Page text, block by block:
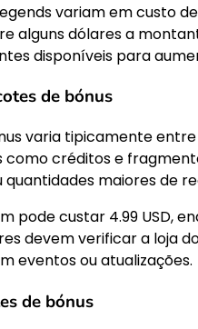
variam em custo
alguns dólares a
disponíveis para
de bónus
varia tipicamente entre
como créditos e
maiores de
pode custar 4.99 USD,
devem verificar a loja
eventos ou atualizações.
de bónus